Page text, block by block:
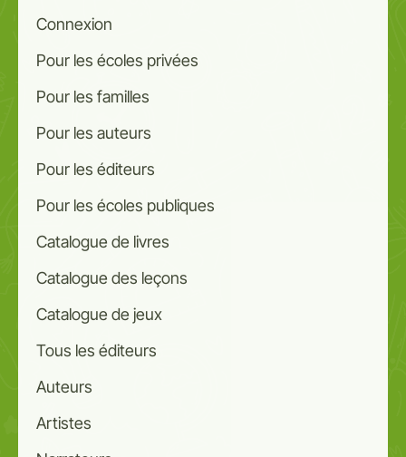
Connexion
Pour les écoles privées
Pour les familles
Pour les auteurs
Pour les éditeurs
Pour les écoles publiques
Catalogue de livres
Catalogue des leçons
Catalogue de jeux
Tous les éditeurs
Auteurs
Artistes